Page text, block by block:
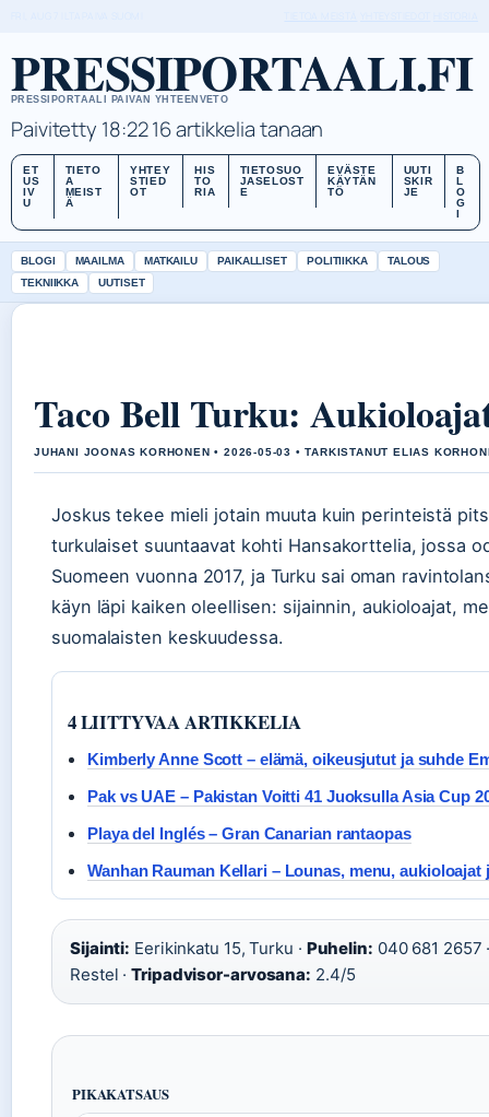
PRESSIPORTAALI.FI
PRESSIPORTAALI PAIVAN YHTEENVETO
Paivitetty 18:2216 artikkelia tanaan
ET
US
IV
U
TIETO
A
MEIST
Ä
YHTEY
STIED
OT
HIS
TO
RIA
TIETOSUO
JASELOST
E
EVÄSTE
KÄYTÄN
TÖ
UUTI
SKIR
JE
B
L
O
G
I
BLOGI MAAILMA MATKAILU PAIKALLISET POLITIIKKA
TALOUS
TEKNIIKKA
UUTISET
Taco Bell Turku:
JUHANI JOONAS KORHONEN • 2026-05-03 • TARKISTANUT ELIAS
Joskus tekee mieli jotain muuta kuin perinteistä
turkulaiset suuntaavat kohti Hansakorttelia, jossa
Suomeen vuonna 2017, ja Turku sai oman
käyn läpi kaiken oleellisen: sijainnin, aukioloajat,
suomalaisten keskuudessa.
4 LIITTYVAA ARTIKKELIA
Kimberly Anne Scott – elämä, oikeusjutut ja suhde
Pak vs UAE – Pakistan Voitti 41 Juoksulla Asia Cup
Playa del Inglés – Gran Canarian rantaopas
Wanhan Rauman Kellari – Lounas, menu, aukioloajat
Sijainti: Eerikinkatu 15, Turku · Puhelin: 040 681 2657
Restel ·Tripadvisor-arvosana: 2.4/5
PIKAKATSAUS